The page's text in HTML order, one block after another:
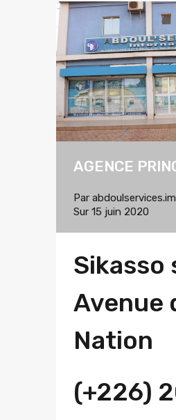
AGENCE
Par
Sur15 juin 2020
Sikasso
Avenue
Nation
(+226)